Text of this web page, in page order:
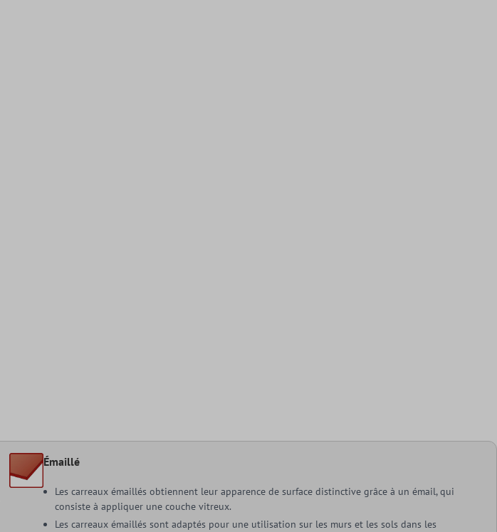
Émaillé
Les carreaux émaillés obtiennent leur apparence de surface distinctive grâce à un émail, qui
consiste à appliquer une couche vitreux.
Les carreaux émaillés sont adaptés pour une utilisation sur les murs et les sols dans les